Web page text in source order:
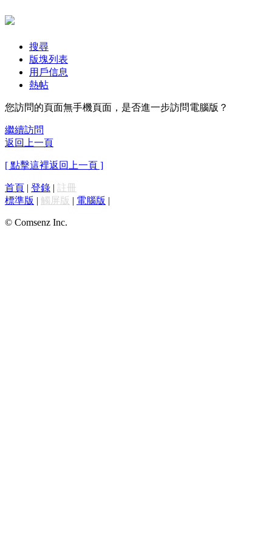
搜尋
版塊列表
用戶信息
熱帖
您訪問的頁面無手機頁面，是否進一步訪問電腦版？
繼續訪問
返回上一頁
[ 點擊這裡返回上一頁 ]
首頁 | 登錄 | 註冊
標準版 | 觸屏版 | 電腦版 |
© Comsenz Inc.